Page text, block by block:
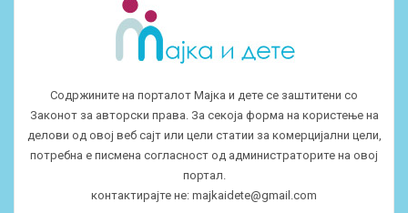
Содржините на порталот Мајка и дете се заштитени со
Законот за авторски права. За секоја форма на користење на
делови од овој веб сајт или цели статии за комерцијални цели,
потребна е писмена согласност од администраторите на овој
портал.
контактирајте не: majkaidete@gmail.com